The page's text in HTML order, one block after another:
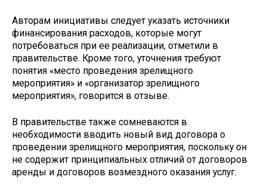
Авторам инициативы следует указать источники
финансирования расходов, которые могут
потребоваться при ее реализации, отметили в
правительстве. Кроме того, уточнения требуют
понятия «место проведения зрелищного
мероприятия» и «организатор зрелищного
мероприятия», говорится в отзыве.
В правительстве также сомневаются в
необходимости вводить новый вид договора о
проведении зрелищного мероприятия, поскольку он
не содержит принципиальных отличий от договоров
аренды и договоров возмездного оказания услуг.